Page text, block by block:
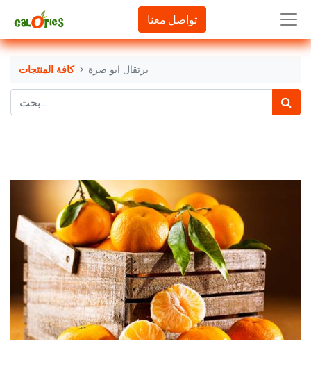
تواصل معنا
كافة المنتجات برتقال ابو صرة